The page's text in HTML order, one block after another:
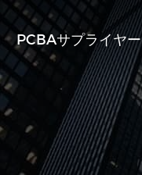
PCBAサプライヤー